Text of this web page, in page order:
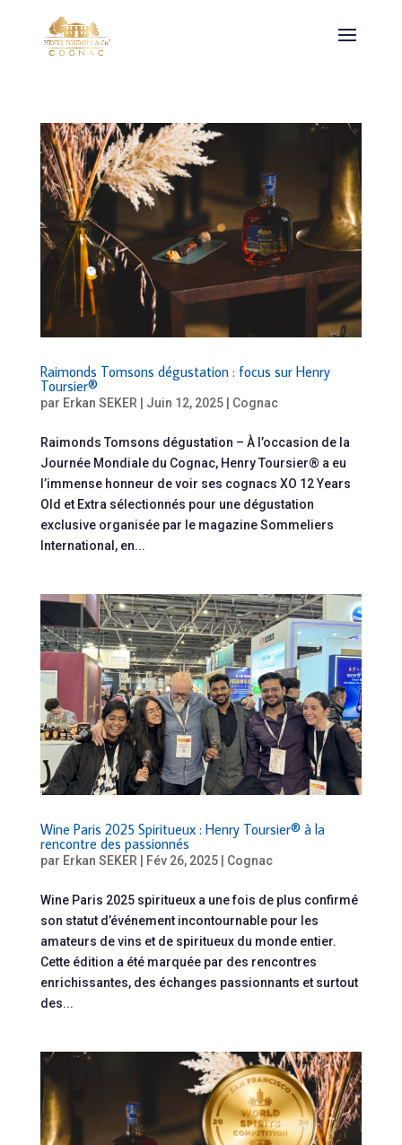
Raimonds Tomsons dégustation : focus sur Henry
Toursier®
par Erkan SEKER Juin 12, 2025| Cognac
Raimonds Tomsons dégustation – À l’occasion de la
Journée Mondiale du Cognac, Henry Toursier® a eu
l’immense honneur de voir ses cognacs XO 12 Years
Old et Extra sélectionnés pour une dégustation
exclusive organisée par le magazine Sommeliers
International, en...
Wine Paris 2025 Spiritueux : Henry Toursier® à la
rencontre des passionnés
par Erkan SEKER Fév 26, 2025| Cognac
Wine Paris 2025 spiritueux a une fois de plus confirmé
son statut d’événement incontournable pour les
amateurs de vins et de spiritueux du monde entier.
Cette édition a été marquée par des rencontres
enrichissantes, des échanges passionnants et surtout
des...